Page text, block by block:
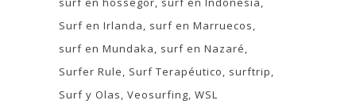
Surf en Irlanda
surf en Marruecos
surf en Mundaka
surf en Nazaré
Surfer Rule
Surf Terapéutico
surftrip
Surf y Olas Veosurfing WSL